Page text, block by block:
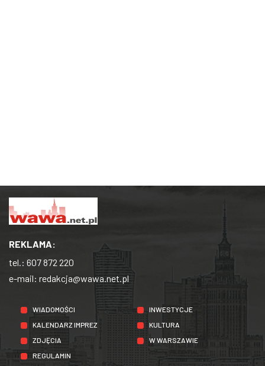
REKLAMA:
tel.: 607 872 220
e-mail: redakcja@wawa.net.pl
WIADOMOŚCI
INWESTYCJE
KALENDARZ IMPREZ
KULTURA
ZDJĘCIA
W WARSZAWIE
REGULAMIN